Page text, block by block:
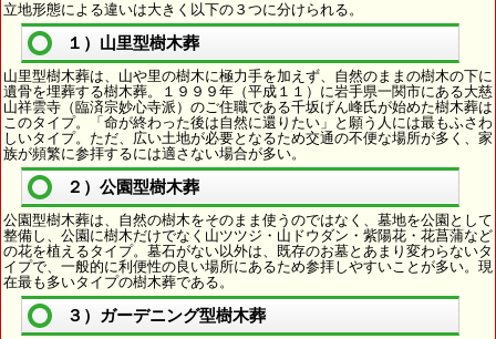
立地形態による違いは大きく以下の３つに分けられる。
１）山里型樹木葬
山里型樹木葬は、山や里の樹木に極力手を加えず、自然のままの樹木の下に
遺骨を埋葬する樹木葬。１９９９年（平成１１）に岩手県一関市にある大慈
山祥雲寺（臨済宗妙心寺派）のご住職である千坂げん峰氏が始めた樹木葬は
このタイプ。「命が終わった後は自然に還りたい」と願う人には最もふさわ
しいタイプ。ただ、広い土地が必要となるため交通の不便な場所が多く、家
族が頻繁に参拝するには適さない場合が多い。
２）公園型樹木葬
公園型樹木葬は、自然の樹木をそのまま使うのではなく、墓地を公園として
整備し、公園に樹木だけでなく山ツツジ・山ドウダン・紫陽花・花菖蒲など
の花を植えるタイプ。墓石がない以外は、既存のお墓とあまり変わらないタ
イプで、一般的に利便性の良い場所にあるため参拝しやすいことが多い。現
在最も多いタイプの樹木葬である。
３）ガーデニング型樹木葬